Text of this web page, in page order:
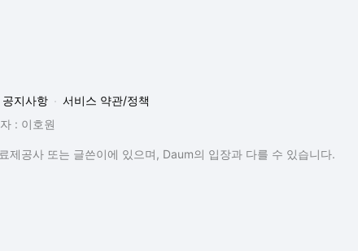
공지사항
서비스 약관/정책
: 이호원
제공사 또는 글쓴이에 있으며, Daum의 입장과 다를 수 있습니다.